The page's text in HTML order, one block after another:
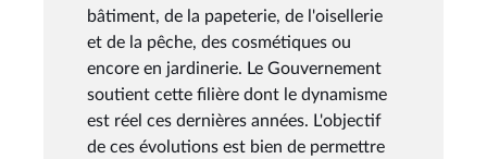
bâtiment, de la papeterie, de l'oisellerie
et de la pêche, des cosmétiques ou
encore en jardinerie. Le Gouvernement
soutient cette filière dont le dynamisme
est réel ces dernières années. L'objectif
de ces évolutions est bien de permettre